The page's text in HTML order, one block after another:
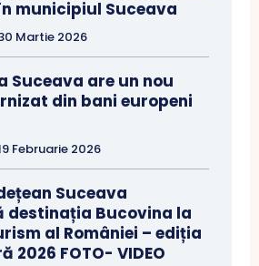
municipiul Suceava
Martie 2026
Suceava are un nou
din bani europeni
Februarie 2026
Suceava
destinația Bucovina la
al României – ediția
2026 FOTO- VIDEO